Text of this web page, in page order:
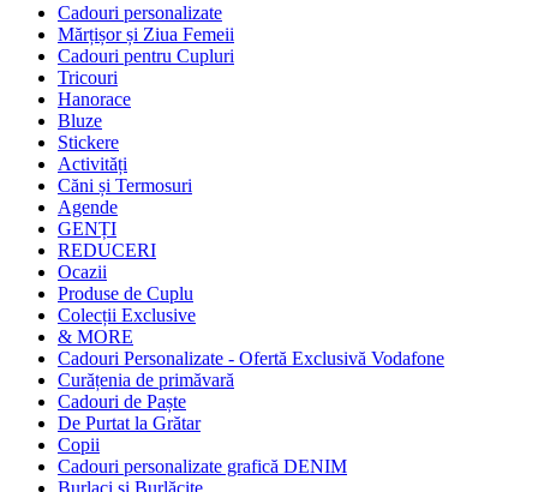
Cadouri personalizate
Mărțișor și Ziua Femeii
Cadouri pentru Cupluri
Tricouri
Hanorace
Bluze
Stickere
Activități
Căni și Termosuri
Agende
GENȚI
REDUCERI
Ocazii
Produse de Cuplu
Colecții Exclusive
& MORE
Cadouri Personalizate - Ofertă Exclusivă Vodafone
Curățenia de primăvară
Cadouri de Paște
De Purtat la Grătar
Copii
Cadouri personalizate grafică DENIM
Burlaci și Burlăcițe